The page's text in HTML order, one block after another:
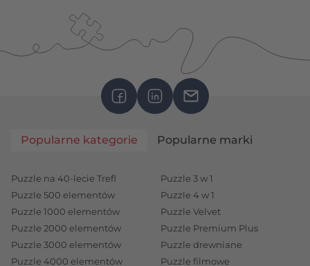
Popularne kategorie Popularne marki
Puzzle na 40-lecie Trefl
Puzzle 500 elementów
Puzzle 1000 elementów
Puzzle 2000 elementów
Puzzle 3000 elementów
Puzzle 4000 elementów
Puzzle 3 w 1
Puzzle 4 w 1
Puzzle Velvet
Puzzle Premium Plus
Puzzle drewniane
Puzzle filmowe